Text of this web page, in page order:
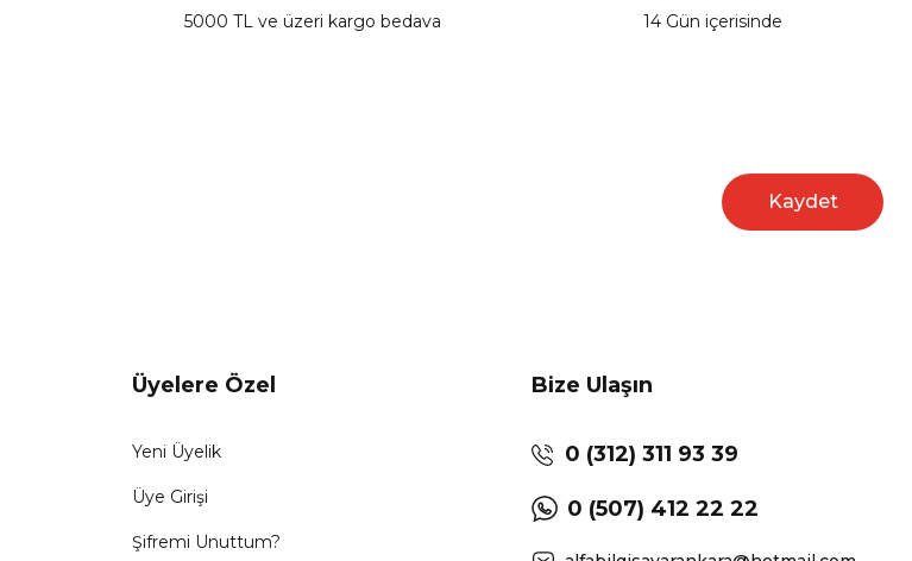
5000 TL ve üzeri kargo bedava
14 Gün içerisinde
Kaydet
Üyelere Özel
Yeni Üyelik
Üye Girişi
Şifremi Unuttum?
Bize Ulaşın
0 (312) 311 93 39
0 (507) 412 22 22